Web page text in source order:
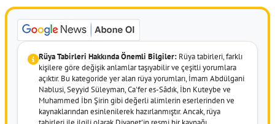
Rüya Tabirleri Hakkında Önemli Bilgiler: Rüya tabirleri, farklı
kişilere göre değişik anlamlar taşıyabilir ve çeşitli yorumlara
açıktır. Bu kategoride yer alan rüya yorumları, İmam Abdülgani
Nablusi, Seyyid Süleyman, Ca'fer es-Sâdık, İbn Kuteybe ve
Muhammed İbn Şirin gibi değerli alimlerin eserlerinden ve
kaynaklarından esinlenilerek hazırlanmıştır. Ancak, rüya